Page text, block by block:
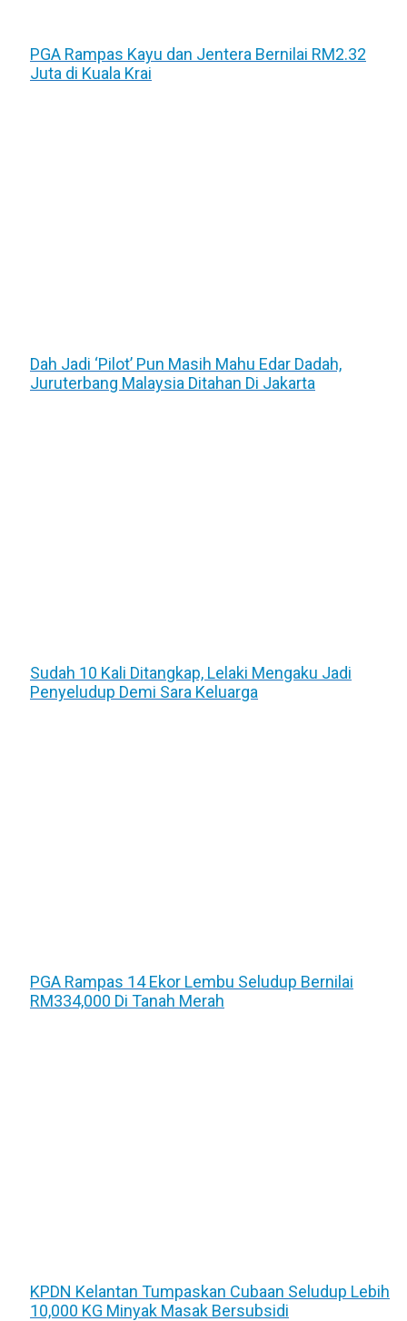
PGA Rampas Kayu dan Jentera Bernilai RM2.32
Juta di Kuala Krai
Dah Jadi ‘Pilot’ Pun Masih Mahu Edar Dadah,
Juruterbang Malaysia Ditahan Di Jakarta
Sudah 10 Kali Ditangkap, Lelaki Mengaku Jadi
Penyeludup Demi Sara Keluarga
PGA Rampas 14 Ekor Lembu Seludup Bernilai
RM334,000 Di Tanah Merah
KPDN Kelantan Tumpaskan Cubaan Seludup Lebih
10,000 KG Minyak Masak Bersubsidi